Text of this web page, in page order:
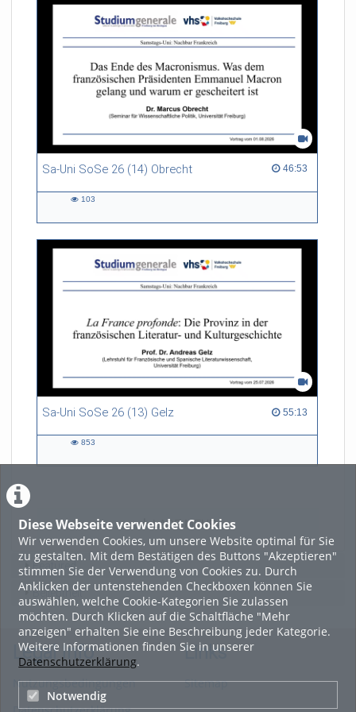
Diese Webseite verwendet Cookies
Wir verwenden Cookies, um unsere Website optimal für Sie
zu gestalten. Mit dem Bestätigen des Buttons "Akzeptieren"
stimmen Sie der Verwendung von Cookies zu. Durch
Anklicken der untenstehenden Checkboxen können Sie
auswählen, welche Cookie-Kategorien Sie zulassen
möchten. Durch Klicken auf die Schaltfläche "Mehr
anzeigen" erhalten Sie eine Beschreibung jeder Kategorie.
Weitere Informationen finden Sie in unserer
Datenschutzerklärung.
Notwendig
Sa-Uni SoSe 26 (14) Obrecht 46:53
46:53 duration
103
Sa-Uni SoSe 26 (13) Gelz 55:13
55:13 duration
853
LADE MEHR
Featured
Beliebtheit
Legal Info
Nutzungsbedingungen
Links
Sitemap